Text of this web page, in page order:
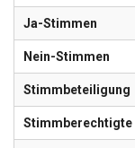
Ja-Stimmen
Nein-Stimmen
Stimmbeteiligung
Stimmberechtigte